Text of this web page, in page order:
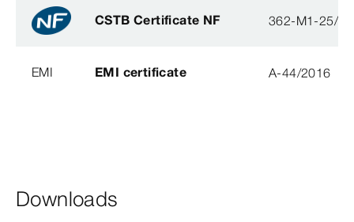
CSTB Certificate NF 362-M1-25/2
EMI EMI certificate A-44/2016
Downloads